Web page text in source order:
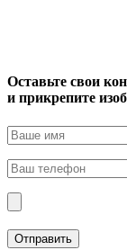
Оставьте свои
и прикрепите